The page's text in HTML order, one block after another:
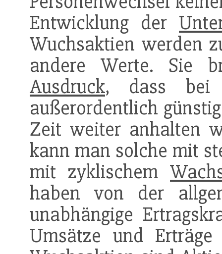
Entwicklung der
Wuchsaktien werden
andere Werte. Sie
Ausdruck, dass
außerordentlich
Zeit weiter anhalten
kann man solche mit
mit zyklischem
haben von der
unabhängige
Umsätze und Erträge